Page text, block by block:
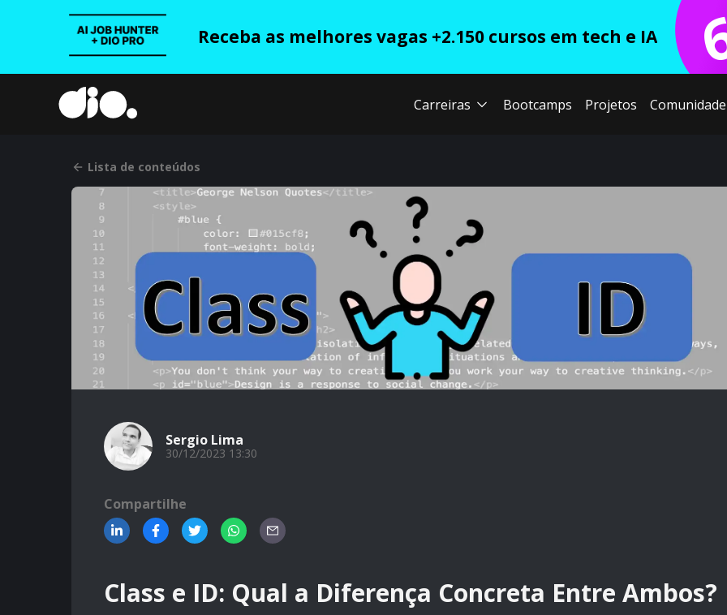
Receba as melhores vagas +2.150 cursos em tech e IA
Carreiras Bootcamps Projetos Comunidade
Lista de conteúdos
Sergio Lima
30/12/2023 13:30
Compartilhe
Class e ID: Qual a Diferença Concreta Entre Ambos?